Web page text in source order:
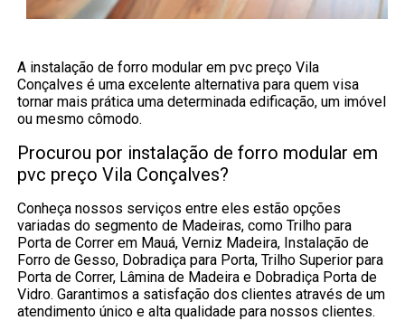
A instalação de forro modular em pvc preço Vila
Conçalves é uma excelente alternativa para quem visa
tornar mais prática uma determinada edificação, um imóvel
ou mesmo cômodo.
Procurou por instalação de forro modular em
pvc preço Vila Conçalves?
Conheça nossos serviços entre eles estão opções
variadas do segmento de Madeiras, como Trilho para
Porta de Correr em Mauá, Verniz Madeira, Instalação de
Forro de Gesso, Dobradiça para Porta, Trilho Superior para
Porta de Correr, Lâmina de Madeira e Dobradiça Porta de
Vidro. Garantimos a satisfação dos clientes através de um
atendimento único e alta qualidade para nossos clientes.